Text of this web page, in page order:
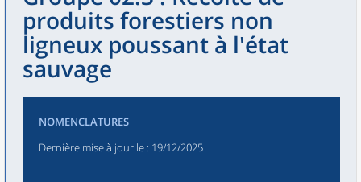
produits forestiers non
ligneux poussant à l'état
sauvage
NOMENCLATURES
Dernière mise à jour le : 19/12/2025